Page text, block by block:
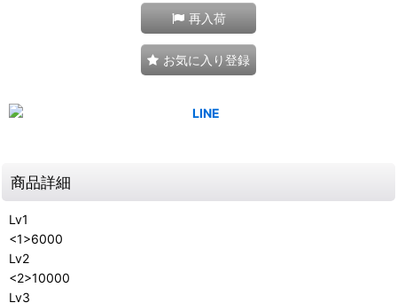
再入荷
お気に入り登録
商品詳細
Lv1
<1>6000
Lv2
<2>10000
Lv3